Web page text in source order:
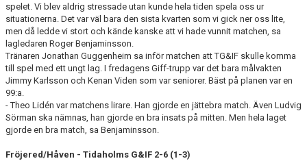
spelet. Vi blev aldrig stressade utan kunde hela tiden spela oss ur
situationerna. Det var väl bara den sista kvarten som vi gick ner oss lite,
men då ledde vi stort och kände kanske att vi hade vunnit matchen, sa
lagledaren Roger Benjaminsson.
Tränaren Jonathan Guggenheim sa inför matchen att TG&IF skulle komma
till spel med ett ungt lag. I fredagens Giff-trupp var det bara målvakten
Jimmy Karlsson och Kenan Viden som var seniorer. Bäst på planen var en
99:a.
- Theo Lidén var matchens lirare. Han gjorde en jättebra match. Även Ludvig
Sörman ska nämnas, han gjorde en bra insats på mitten. Men hela laget
gjorde en bra match, sa Benjaminsson.
Fröjered/Håven - Tidaholms G&IF 2-6 (1-3)